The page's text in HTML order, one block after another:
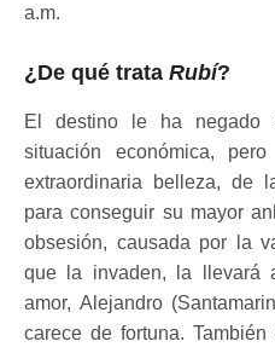
a.m.
¿De qué trata Rubí?
El destino le ha negado
situación económica,
extraordinaria belleza, de
para conseguir su mayor
obsesión, causada por la
que la invaden, la llevará
amor, Alejandro
carece de fortuna.